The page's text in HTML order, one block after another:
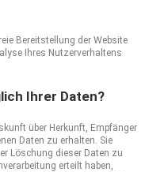
Bereitstellung der Website
Ihres Nutzerverhaltens
Ihrer Daten?
über Herkunft, Empfänger
Daten zu erhalten. Sie
Löschung dieser Daten zu
erteilt haben,